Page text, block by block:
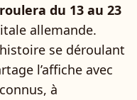
du 13 au 23
allemande.
se déroulant
l’affiche avec
à